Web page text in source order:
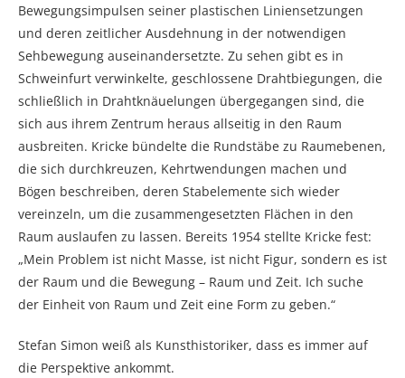
Bewegungsimpulsen seiner plastischen Liniensetzungen
und deren zeitlicher Ausdehnung in der notwendigen
Sehbewegung auseinandersetzte. Zu sehen gibt es in
Schweinfurt verwinkelte, geschlossene Drahtbiegungen, die
schließlich in Drahtknäuelungen übergegangen sind, die
sich aus ihrem Zentrum heraus allseitig in den Raum
ausbreiten. Kricke bündelte die Rundstäbe zu Raumebenen,
die sich durchkreuzen, Kehrtwendungen machen und
Bögen beschreiben, deren Stabelemente sich wieder
vereinzeln, um die zusammengesetzten Flächen in den
Raum auslaufen zu lassen. Bereits 1954 stellte Kricke fest:
„Mein Problem ist nicht Masse, ist nicht Figur, sondern es ist
der Raum und die Bewegung – Raum und Zeit. Ich suche
der Einheit von Raum und Zeit eine Form zu geben.“
Stefan Simon weiß als Kunsthistoriker, dass es immer auf
die Perspektive ankommt.